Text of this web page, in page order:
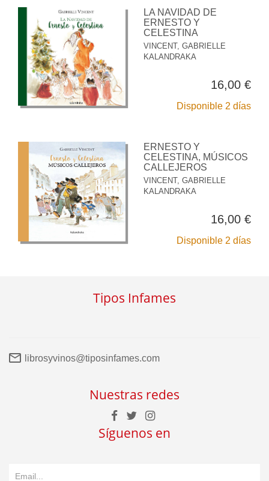
LA NAVIDAD DE
ERNESTO Y
CELESTINA
VINCENT, GABRIELLE
KALANDRAKA
16,00 €
Disponible 2 días
ERNESTO Y
CELESTINA, MÚSICOS
CALLEJEROS
VINCENT, GABRIELLE
KALANDRAKA
16,00 €
Disponible 2 días
Tipos Infames
librosyvinos@tiposinfames.com
Nuestras redes
Síguenos en